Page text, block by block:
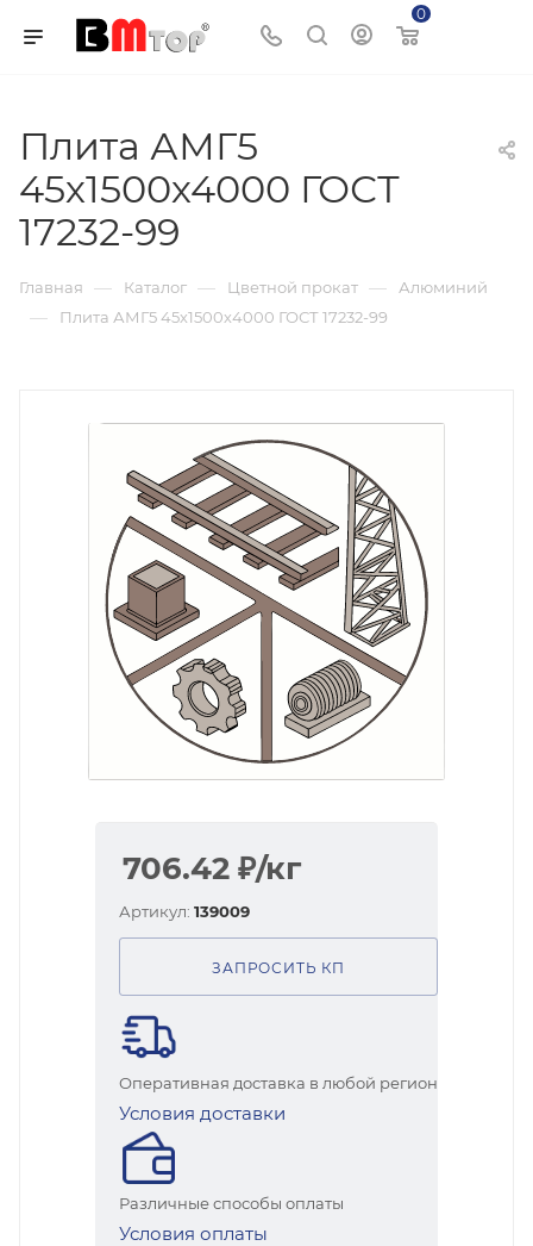
0
Плита АМГ5
45х1500х4000 ГОСТ
17232-99
Главная — Каталог — Цветной прокат — Алюминий
— Плита АМГ5 45х1500х4000 ГОСТ 17232-99
706.42 ₽/кг
Артикул: 139009
ЗАПРОСИТЬ КП
Оперативная доставка в любой регион
Условия доставки
Различные способы оплаты
Условия оплаты